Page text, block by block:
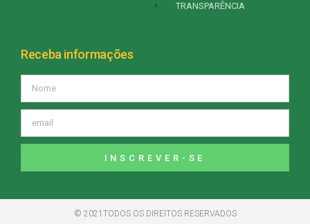
TRANSPARÊNCIA
Receba informações
INSCREVER-SE
© 2021TODOS OS DIREITOS RESERVADOS